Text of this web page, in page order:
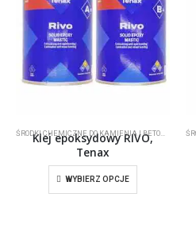
KLEJ
Klej epoksydowy RIVO,
Tenax
WYBIERZ OPCJE